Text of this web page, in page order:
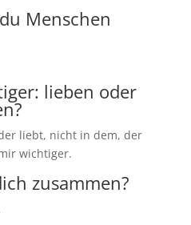
Menschen
lieben oder
liebt, nicht in dem, der
wichtiger.
zusammen?